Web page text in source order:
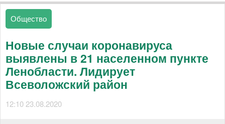
Общество
Новые случаи коронавируса
выявлены в 21 населенном пункте
Ленобласти. Лидирует
Всеволожский район
12:10 23.08.2020